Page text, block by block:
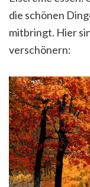
die schönen
mitbringt. Hier
verschönern: